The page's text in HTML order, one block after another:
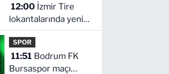
Kadar?
12:00
lokantalarında yeni
dönem başlıyor
SPOR
11:51
Bursaspor maçı